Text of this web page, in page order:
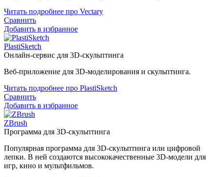
Читать подробнее про Vectary
Сравнить
Добавить в избранное
PlastiSketch
Онлайн-сервис для 3D-скульптинга
Веб-приложение для 3D-моделирования и скульптинга.
Читать подробнее про PlastiSketch
Сравнить
Добавить в избранное
ZBrush
Программа для 3D-скульптинга
Популярная программа для 3D-скульптинга или цифровой
лепки. В ней создаются высококачественные 3D-модели для
игр, кино и мультфильмов.